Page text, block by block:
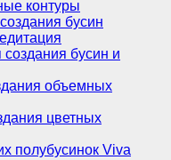
контуры
бусин
бусин и
объемных
цветных
полубусинок Viva